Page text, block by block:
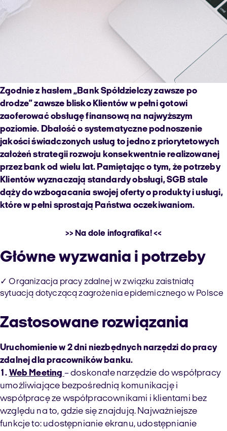
Zgodnie z hasłem „Bank Spółdzielczy zawsze po
drodze” zawsze blisko Klientów w pełni gotowi
zaoferować obsługę finansową na najwyższym
poziomie. Dbałość o systematyczne podnoszenie
jakości świadczonych usług to jedno z priorytetowych
założeń strategii rozwoju konsekwentnie realizowanej
przez bank od wielu lat. Pamiętając o tym, że potrzeby
Klientów wyznaczają standardy obsługi, SGB stale
dąży do wzbogacania swojej oferty o produkty i usługi,
które w pełni sprostają Państwa oczekiwaniom.
>> Na dole infografika! <<
Główne wyzwania i potrzeby
✓ Organizacja pracy zdalnej w związku zaistniałą
sytuacją dotyczącą zagrożenia epidemicznego w Polsce
Zastosowane rozwiązania
Uruchomienie w 2 dni niezbędnych narzędzi do pracy
zdalnej dla pracowników banku.
1. Web Meeting – doskonałe narzędzie do współpracy
umożliwiające bezpośrednią komunikację i
współpracę ze współpracownikami i klientami bez
względu na to, gdzie się znajdują. Najważniejsze
funkcje to: udostępnianie ekranu, udostępnianie